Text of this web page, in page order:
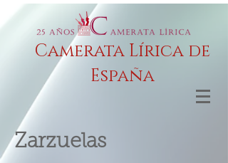
Camerata Lírica de
España
Zarzuelas